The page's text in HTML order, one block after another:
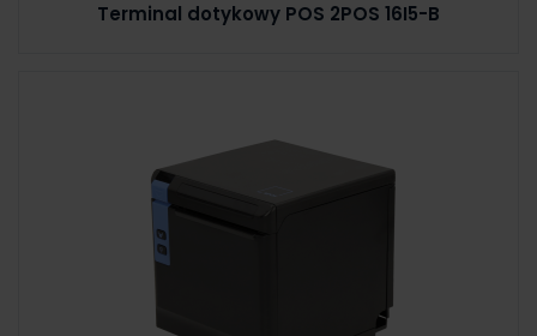
Terminal dotykowy POS 2POS 16I5-B